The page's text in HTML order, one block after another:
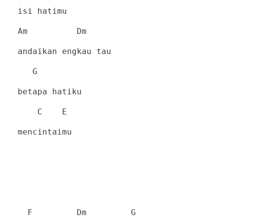
isi hatimu
Am Dm
andaikan engkau tau
G
betapa hatiku
C E
mencintaimu
F Dm G